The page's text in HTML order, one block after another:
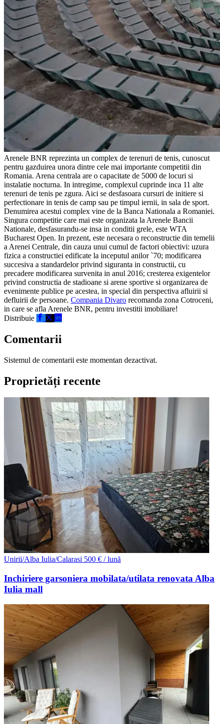
Arenele BNR reprezinta un complex de terenuri de tenis, cunoscut
pentru gazduirea unora dintre cele mai importante competitii din
Romania. Arena centrala are o capacitate de 5000 de locuri si
instalatie nocturna. In intregime, complexul cuprinde inca 11 alte
terenuri de tenis pe zgura. Aici se desfasoara cursuri de initiere si
perfectionare in tenis de camp sau pe timpul iernii, in sala de sport.
Denumirea acestui complex vine de la Banca Nationala a Romaniei.
Singura competitie care mai este organizata la Arenele Bancii
Nationale, desfasurandu-se insa in conditii grele, este WTA
Bucharest Open. In prezent, este necesara o reconstructie din temelii
a Arenei Centrale, din cauza unui cumul de factori obiectivi: uzura
fizica a constructiei edificate la inceputul anilor `70; modificarea
succesiva a standardelor privind siguranta in constructii, cu
precadere modificarea survenita in anul 2016; cresterea exigentelor
privind constructia de stadioane si arene sportive si organizarea de
evenimente publice pe acestea, in special din perspectiva afluirii si
defluirii de persoane. Compania Divaro recomanda zona Cotroceni,
in care se afla Arenele BNR, pentru investitii imobiliare!
Distribuie
Comentarii
Sistemul de comentarii este momentan dezactivat.
Proprietăți recente
Unirii/Alba Iulia/Calarasi 500 € / lună
Inchiriere garsoniera mobilata/utilata renovata Alba
Iulia mall